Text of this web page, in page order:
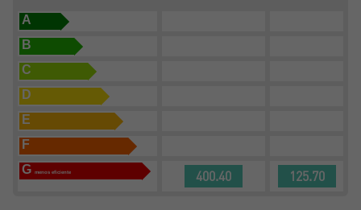
A
B
C
D
E
F
G
menos eficiente 400.40 125.70